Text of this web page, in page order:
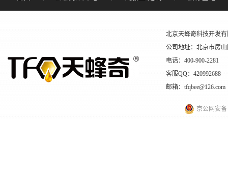
北京天蜂奇科技开发
公司地址：北京市房
电话：400-900-2281
客服QQ：420992688
邮箱：tfqbee@126.com
京公网安备